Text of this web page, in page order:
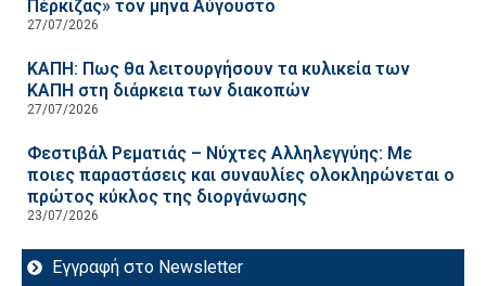
Πέρκιζας» τον μήνα Αύγουστο
27/07/2026
ΚΑΠΗ: Πως θα λειτουργήσουν τα κυλικεία των
ΚΑΠΗ στη διάρκεια των διακοπών
27/07/2026
Φεστιβάλ Ρεματιάς – Νύχτες Αλληλεγγύης: Με
ποιες παραστάσεις και συναυλίες ολοκληρώνεται ο
πρώτος κύκλος της διοργάνωσης
23/07/2026
Εγγραφή στο Newsletter